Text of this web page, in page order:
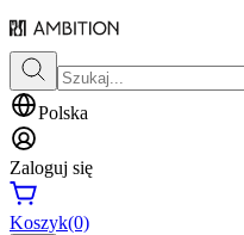
Polska
Zaloguj się
Koszyk(0)